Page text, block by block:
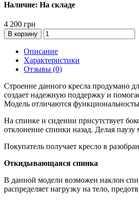
Наличие: На складе
4 200 грн
В корзину
Описание
Характеристики
Отзывы (0)
Строение данного кресла продумано
создает надежную поддержку и
Модель отличаются
На спинке и сидении присутствует
отклонение спинки назад. Делая
Покупатель получает кресло в
Откидывающаяся спинка
В данной модели возможен наклон
распределяет нагрузку на тело,